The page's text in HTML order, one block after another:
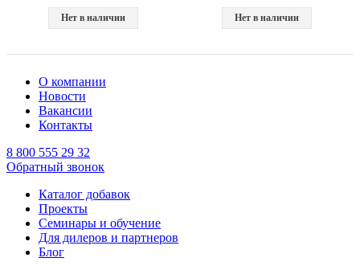
Нет в наличии Нет в наличии
О компании
Новости
Вакансии
Контакты
8 800 555 29 32
Обратный звонок
Каталог добавок
Проекты
Семинары и обучение
Для дилеров и партнеров
Блог